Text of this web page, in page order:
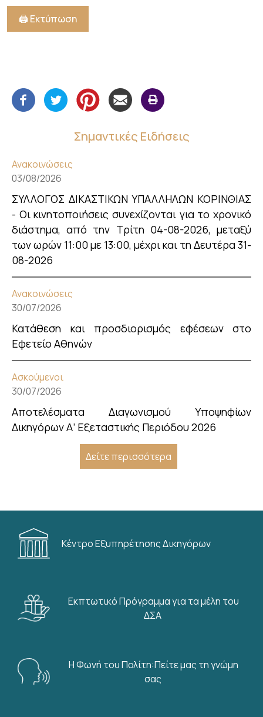
Σημαντικές Ειδήσεις
Ανακοινώσεις
03/08/2026
ΣΥΛΛΟΓΟΣ ΔΙΚΑΣΤΙΚΩΝ ΥΠΑΛΛΗΛΩΝ ΚΟΡΙΝΘΙΑΣ
- Οι κινητοποιήσεις συνεχίζονται για το χρονικό
διάστημα, από την Τρίτη 04-08-2026, μεταξύ
των ωρών 11:00 με 13:00, μέχρι και τη Δευτέρα 31-
08-2026
Ανακοινώσεις
30/07/2026
Κατάθεση και προσδιορισμός εφέσεων στο
Εφετείο Αθηνών
Ασκούμενοι
30/07/2026
Αποτελέσματα Διαγωνισμού Υποψηφίων
Δικηγόρων Α’ Εξεταστικής Περιόδου 2026
Δείτε περισσότερα
🖨️ Εκτύπωση
Κέντρο Εξυπηρέτησης Δικηγόρων
Εκπτωτικό Πρόγραμμα για τα μέλη του
ΔΣΑ
Η Φωνή του Πολίτη:Πείτε μας τη γνώμη
σας